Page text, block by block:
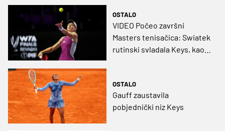
OSTALO
VIDEO Počeo završni
Masters tenisačica: Swiatek
rutinski svladala Keys, kao i
OSTALO
Gauff zaustavila
pobjednički niz Keys